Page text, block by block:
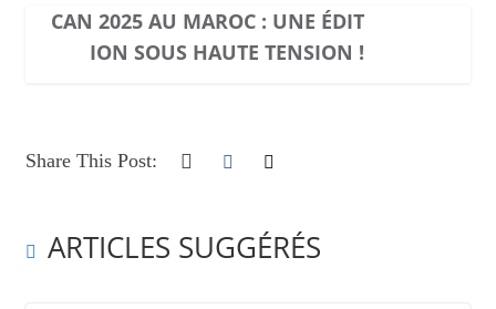
CAN 2025 AU MAROC : UNE ÉDIT
ION SOUS HAUTE TENSION !
Share This Post:
ARTICLES SUGGÉRÉS